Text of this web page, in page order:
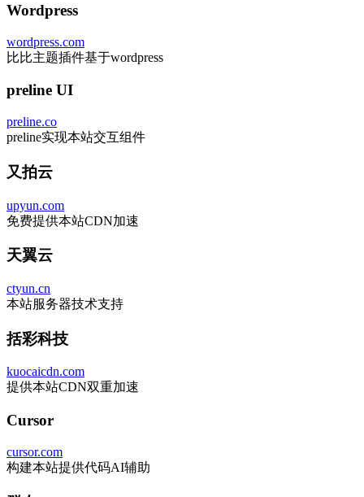
Wordpress
wordpress.com
比比主题插件基于wordpress
preline UI
preline.co
preline实现本站交互组件
又拍云
upyun.com
免费提供本站CDN加速
天翼云
ctyun.cn
本站服务器技术支持
括彩科技
kuocaicdn.com
提供本站CDN双重加速
Cursor
cursor.com
构建本站提供代码AI辅助